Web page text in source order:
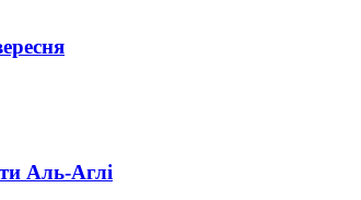
Аль-Аглі